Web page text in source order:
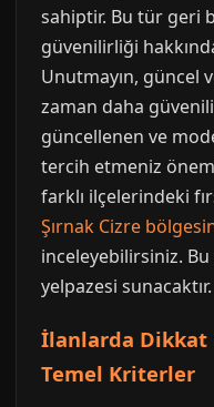
sahiptir. Bu tür geri
güvenilirliği
Unutmayın, güncel
zaman daha
güncellenen ve
tercih etmeniz
farklı ilçelerindeki
Şırnak Cizre
inceleyebilirsiniz.
yelpazesi sunacaktır.
İlanlarda Dikkat
Temel Kriterler